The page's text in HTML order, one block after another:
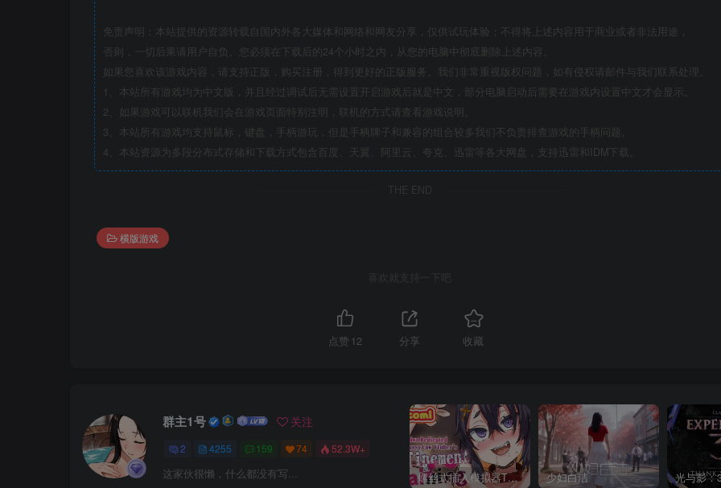
免责声明：本站提供的资源转载自国内外各大媒体和网络和网友分享，仅供试玩体验；不得将上述内容用于商业或者非法用途，
否则，一切后果请用户自负。您必须在下载后的24个小时之内，从您的电脑中彻底删除上述内容。
如果您喜欢该游戏内容，请支持正版，购买注册，得到更好的正版服务。我们非常重视版权问题，如有侵权请邮件与我们联系处理。
1、本站所有游戏均为中文版，并且经过调试后无需设置开启游戏后就是中文，部分电脑启动后需要在游戏内设置中文才会显示。
2、如果游戏可以联机我们会在游戏页面特别注明，联机的方式请查看游戏说明。
3、本站所有游戏均支持鼠标，键盘，手柄游玩，但是手柄牌子和兼容的组合较多我们不负责排查游戏的手柄问题。
4、本站资源为多段分布式存储和下载方式包含百度、天翼、阿里云、夸克、迅雷等各大网盘，支持迅雷和IDM下载。
THE END
横版游戏
喜欢就支持一下吧
点赞 12 分享 收藏
群主1号 关注
2 4255 159 74 52.3W+
这家伙很懒，什么都没有写... 螺丝式插入模拟器TMA02 少妇白洁